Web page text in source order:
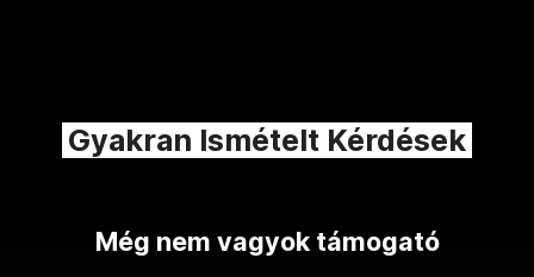
Gyakran Ismételt Kérdések
Még nem vagyok támogató